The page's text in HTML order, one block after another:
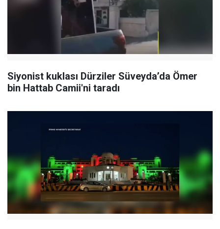
Siyonist kuklası Dürziler Süveyda’da Ömer
bin Hattab Camii'ni taradı